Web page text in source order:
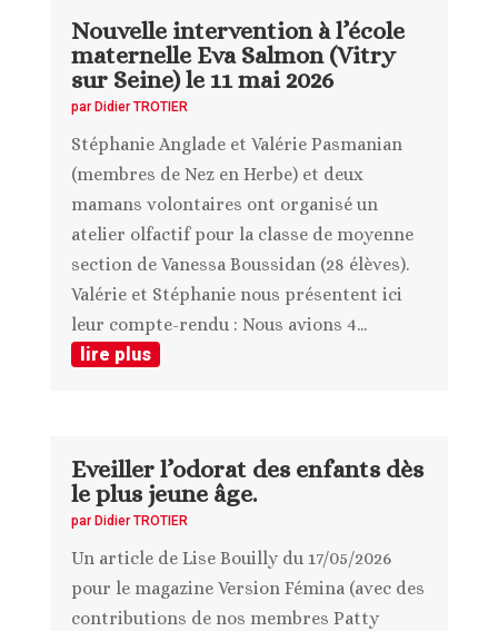
Nouvelle intervention à l’école
maternelle Eva Salmon (Vitry
sur Seine) le 11 mai 2026
par Didier TROTIER
Stéphanie Anglade et Valérie Pasmanian
(membres de Nez en Herbe) et deux
mamans volontaires ont organisé un
atelier olfactif pour la classe de moyenne
section de Vanessa Boussidan (28 élèves).
Valérie et Stéphanie nous présentent ici
leur compte-rendu : Nous avions 4...
lire plus
Eveiller l’odorat des enfants dès
le plus jeune âge.
par Didier TROTIER
Un article de Lise Bouilly du 17/05/2026
pour le magazine Version Fémina (avec des
contributions de nos membres Patty